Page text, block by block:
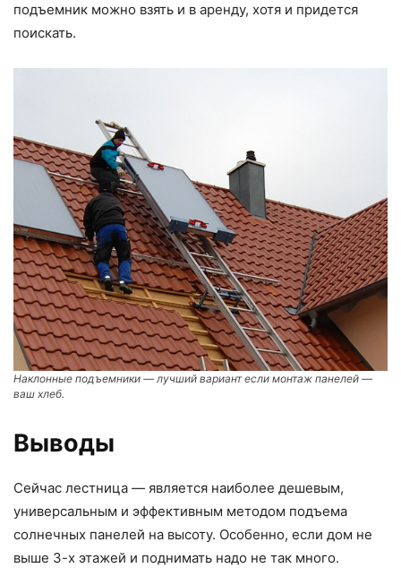
подъемник можно взять и в аренду, хотя и придется
поискать.
Наклонные подъемники — лучший вариант если монтаж панелей —
ваш хлеб.
Выводы
Сейчас лестница — является наиболее дешевым,
универсальным и эффективным методом подъема
солнечных панелей на высоту. Особенно, если дом не
выше 3-х этажей и поднимать надо не так много.